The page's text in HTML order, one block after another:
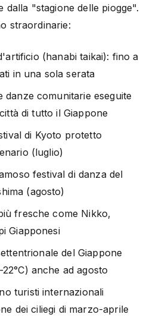
dalla "stagione delle piogge".
straordinarie:
(hanabi taikai): fino a
in una sola serata
danze comunitarie eseguite
di tutto il Giappone
di Kyoto protetto
(luglio)
festival di danza del
(agosto)
fresche come Nikko,
Giapponesi
del Giappone
anche ad agosto
turisti internazionali
dei ciliegi di marzo-aprile